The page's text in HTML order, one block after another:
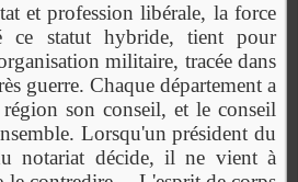
et profession libérale, la force
ce statut hybride, tient pour
militaire, tracée dans
guerre. Chaque département a
région son conseil, et le conseil
Lorsqu'un président du
notariat décide, il ne vient à